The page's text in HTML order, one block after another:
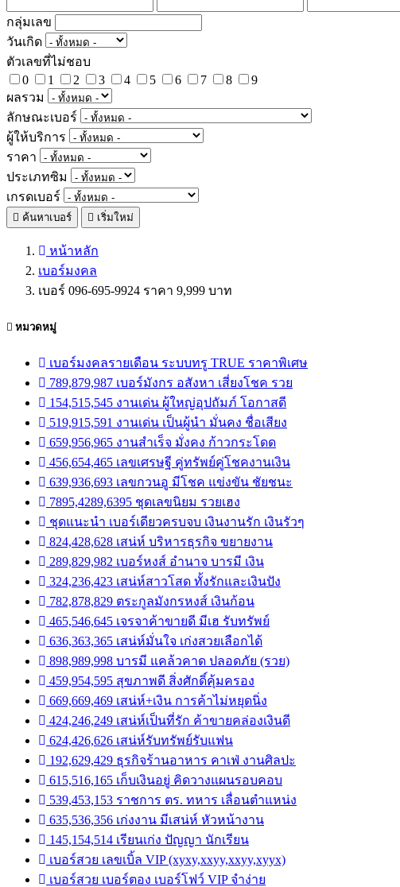
กลุ่มเลข
วันเกิด
ตัวเลขที่ไม่ชอบ
0
1 2 3 4 5 6 7 8
9
ผลรวม
ลักษณะเบอร์
ผู้ให้บริการ
ราคา
ประเภทซิม
เกรดเบอร์
ค้นหาเบอร์ เริ่มใหม่
หน้าหลัก
เบอร์มงคล
เบอร์ 096-695-9924 ราคา 9,999 บาท
หมวดหมู่
เบอร์มงคลรายเดือน ระบบทรู TRUE ราคาพิเศษ
789,879,987 เบอร์มังกร อสังหา เสี่ยงโชค รวย
154,515,545 งานเด่น ผู้ใหญ่อุปถัมภ์ โอกาสดี
519,915,591 งานเด่น เป็นผู้นำ มั่นคง ชื่อเสียง
659,956,965 งานสำเร็จ มั่งคง ก้าวกระโดด
456,654,465 เลขเศรษฐี คู่ทรัพย์คู่โชคงานเงิน
639,936,693 เลขกวนอู มีโชค แข่งขัน ชัยชนะ
7895,4289,6395 ชุดเลขนิยม รวยเฮง
ชุดแนะนำ เบอร์เดียวครบจบ เงินงานรัก เงินรัวๆ
824,428,628 เสน่ห์ บริหารธุรกิจ ขยายงาน
289,829,982 เบอร์หงส์ อำนาจ บารมี เงิน
324,236,423 เสน่ห์สาวโสด ทั้งรักและเงินปัง
782,878,829 ตระกูลมังกรหงส์ เงินก้อน
465,546,645 เจรจาค้าขายดี มีเฮ รับทรัพย์
636,363,365 เสน่ห์มั่นใจ เก่งสวยเลือกได้
898,989,998 บารมี แคล้วคาด ปลอดภัย (รวย)
459,954,595 สุขภาพดี สิ่งศักดิ์คุ้มครอง
669,669,469 เสน่ห์+เงิน การค้าไม่หยุดนิ่ง
424,246,249 เสน่ห์เป็นที่รัก ค้าขายคล่องเงินดี
624,426,626 เสน่ห์รับทรัพย์รับแฟน
192,629,429 ธุรกิจร้านอาหาร คาเฟ่ งานศิลปะ
615,516,165 เก็บเงินอยู่ คิดวางแผนรอบคอบ
539,453,153 ราชการ ตร. ทหาร เลื่อนตำแหน่ง
635,536,356 เก่งงาน มีเสน่ห์ หัวหน้างาน
145,154,514 เรียนเก่ง ปัญญา นักเรียน
เบอร์สวย เลขเบิ้ล VIP (xyxy,xxyy,xxyy,xyyx)
เบอร์สวย เบอร์ตอง เบอร์โฟว์ VIP จำง่าย